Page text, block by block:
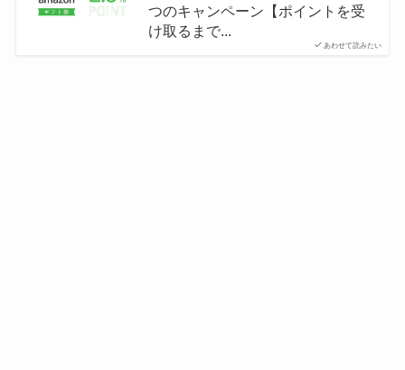
あわせて読みたい
つのキャンペーン【ポイントを受
け取るまで...